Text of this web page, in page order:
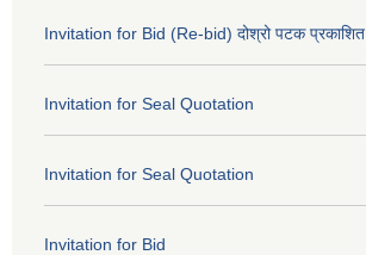
Invitation for Bid (Re-bid) दोश्रो पटक प्रकाशित
Invitation for Seal Quotation
Invitation for Seal Quotation
Invitation for Bid